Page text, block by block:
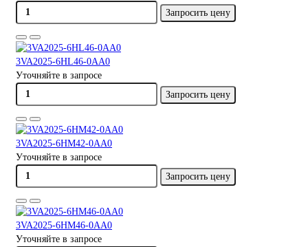
Запросить цену
3VA2025-6HL46-0AA0
Уточняйте в запросе
Запросить цену
3VA2025-6HM42-0AA0
Уточняйте в запросе
Запросить цену
3VA2025-6HM46-0AA0
Уточняйте в запросе